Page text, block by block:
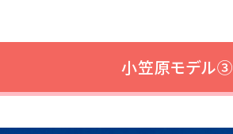
小笠原モデル③